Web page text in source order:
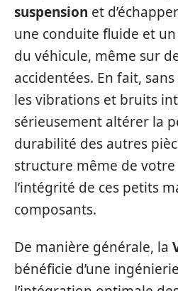
suspension et
une conduite fluide et
du véhicule, même sur
accidentées. En fait,
les vibrations et bruits
sérieusement altérer la
durabilité des autres
structure même de votre
l’intégrité de ces petits
composants.
De manière générale, la
bénéficie d’une